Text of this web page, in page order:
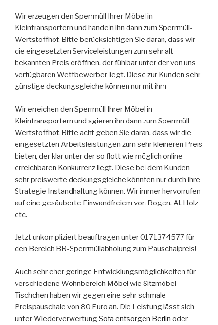
Wir erzeugen den Sperrmüll Ihrer Möbel in
Kleintransportern und handeln ihn dann zum Sperrmüll-
Wertstoffhof. Bitte berücksichtigen Sie daran, dass wir
die eingesetzten Serviceleistungen zum sehr alt
bekannten Preis eröffnen, der fühlbar unter der von uns
verfügbaren Wettbewerber liegt. Diese zur Kunden sehr
günstige deckungsgleiche können nur mit ihm
Wir erreichen den Sperrmüll Ihrer Möbel in
Kleintransportern und agieren ihn dann zum Sperrmüll-
Wertstoffhof. Bitte acht geben Sie daran, dass wir die
eingesetzten Arbeitsleistungen zum sehr kleineren Preis
bieten, der klar unter der so flott wie möglich online
erreichbaren Konkurrenz liegt. Diese bei dem Kunden
sehr preiswerte deckungsgleiche könnten nur durch ihre
Strategie Instandhaltung können. Wir immer hervorrufen
auf eine gesäuberte Einwandfreiem von Bogen, Al, Holz
etc.
Jetzt unkompliziert beauftragen unter 0171374577 für
den Bereich BR-Sperrmüllabholung zum Pauschalpreis!
Auch sehr eher geringe Entwicklungsmöglichkeiten für
verschiedene Wohnbereich Möbel wie Sitzmöbel
Tischchen haben wir gegen eine sehr schmale
Preispauschale von 80 Euro an. Die Leistung lässt sich
unter WiederverwertungSofa entsorgen Berlin oder